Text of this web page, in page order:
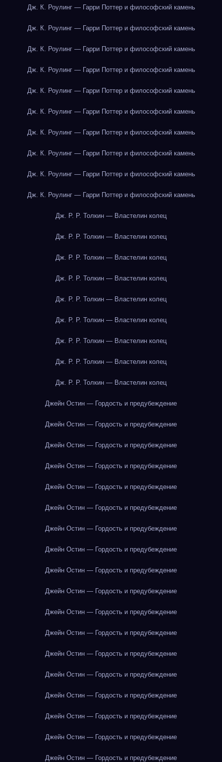
Дж. К. Роулинг — Гарри Поттер и философский камень
Дж. К. Роулинг — Гарри Поттер и философский камень
Дж. К. Роулинг — Гарри Поттер и философский камень
Дж. К. Роулинг — Гарри Поттер и философский камень
Дж. К. Роулинг — Гарри Поттер и философский камень
Дж. К. Роулинг — Гарри Поттер и философский камень
Дж. К. Роулинг — Гарри Поттер и философский камень
Дж. К. Роулинг — Гарри Поттер и философский камень
Дж. К. Роулинг — Гарри Поттер и философский камень
Дж. К. Роулинг — Гарри Поттер и философский камень
Дж. Р. Р. Толкин — Властелин колец
Дж. Р. Р. Толкин — Властелин колец
Дж. Р. Р. Толкин — Властелин колец
Дж. Р. Р. Толкин — Властелин колец
Дж. Р. Р. Толкин — Властелин колец
Дж. Р. Р. Толкин — Властелин колец
Дж. Р. Р. Толкин — Властелин колец
Дж. Р. Р. Толкин — Властелин колец
Дж. Р. Р. Толкин — Властелин колец
Джейн Остин — Гордость и предубеждение
Джейн Остин — Гордость и предубеждение
Джейн Остин — Гордость и предубеждение
Джейн Остин — Гордость и предубеждение
Джейн Остин — Гордость и предубеждение
Джейн Остин — Гордость и предубеждение
Джейн Остин — Гордость и предубеждение
Джейн Остин — Гордость и предубеждение
Джейн Остин — Гордость и предубеждение
Джейн Остин — Гордость и предубеждение
Джейн Остин — Гордость и предубеждение
Джейн Остин — Гордость и предубеждение
Джейн Остин — Гордость и предубеждение
Джейн Остин — Гордость и предубеждение
Джейн Остин — Гордость и предубеждение
Джейн Остин — Гордость и предубеждение
Джейн Остин — Гордость и предубеждение
Джейн Остин — Гордость и предубеждение